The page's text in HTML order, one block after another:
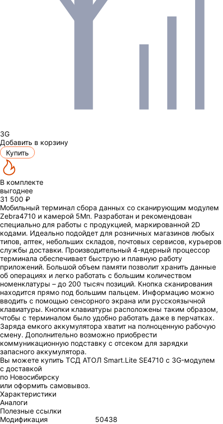
3G
Добавить в корзину
Купить
В комплекте
выгоднее
31 500 ₽
Мобильный терминал сбора данных со сканирующим модулем
Zebra4710 и камерой 5Мп. Разработан и рекомендован
специально для работы с продукцией, маркированной 2D
кодами. Идеально подойдет для розничных магазинов любых
типов, аптек, небольших складов, почтовых сервисов, курьеров
службы доставки. Производительный 4-ядерный процессор
терминала обеспечивает быструю и плавную работу
приложений. Большой объем памяти позволит хранить данные
об операциях и легко работать с большим количеством
номенклатуры – до 200 тысяч позиций. Кнопка сканирования
находится прямо под большим пальцем. Информацию можно
вводить с помощью сенсорного экрана или русскоязычной
клавиатуры. Кнопки клавиатуры расположены таким образом,
чтобы с терминалом было удобно работать даже в перчатках.
Заряда емкого аккумулятора хватит на полноценную рабочую
смену. Дополнительно возможно приобрести
коммуникационную подставку с отсеком для зарядки
запасного аккумулятора.
Вы можете купить ТСД АТОЛ Smart.Lite SE4710 с 3G-модулем
с доставкой
по Новосибирску
или оформить самовывоз.
Характеристики
Аналоги
Полезные ссылки
Модификация
50438